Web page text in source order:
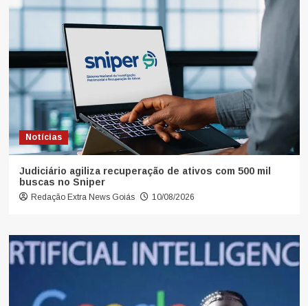
Notícias
Judiciário agiliza recuperação de ativos com 500 mil
buscas no Sniper
Redação Extra News Goiás 10/08/2026